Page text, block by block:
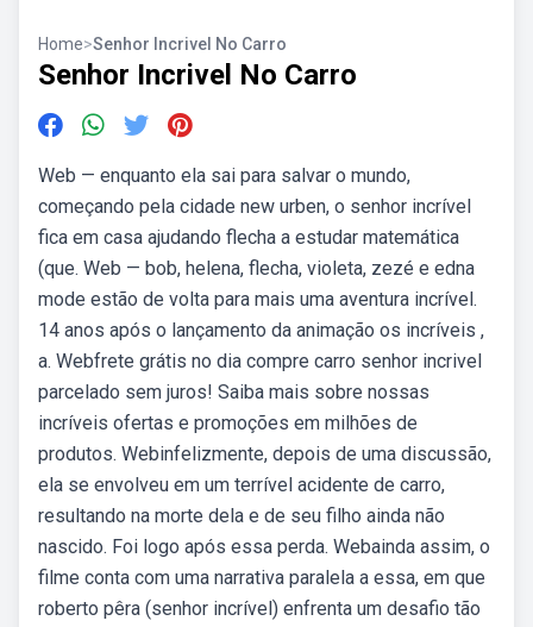
Home>Senhor Incrivel No Carro
Senhor Incrivel No Carro
Web — enquanto ela sai para salvar o mundo,
começando pela cidade new urben, o senhor incrível
fica em casa ajudando flecha a estudar matemática
(que. Web — bob, helena, flecha, violeta, zezé e edna
mode estão de volta para mais uma aventura incrível.
14 anos após o lançamento da animação os incríveis ,
a. Webfrete grátis no dia compre carro senhor incrivel
parcelado sem juros! Saiba mais sobre nossas
incríveis ofertas e promoções em milhões de
produtos. Webinfelizmente, depois de uma discussão,
ela se envolveu em um terrível acidente de carro,
resultando na morte dela e de seu filho ainda não
nascido. Foi logo após essa perda. Webainda assim, o
filme conta com uma narrativa paralela a essa, em que
roberto pêra (senhor incrível) enfrenta um desafio tão